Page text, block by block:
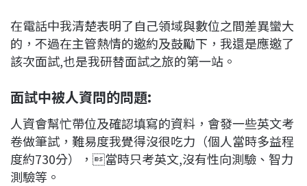
在電話中我清楚表明了自己領域與數位之間差異蠻大
的，不過在主管熱情的邀約及鼓勵下，我還是應邀了
該次面試,也是我研替面試之旅的第一站。
面試中被人資問的問題:
人資會幫忙帶位及確認填寫的資料，會發一些英文考
卷做筆試，難易度我覺得沒很吃力（個人當時多益程
度約730分），當時只考英文,沒有性向測驗、智力
測驗等。